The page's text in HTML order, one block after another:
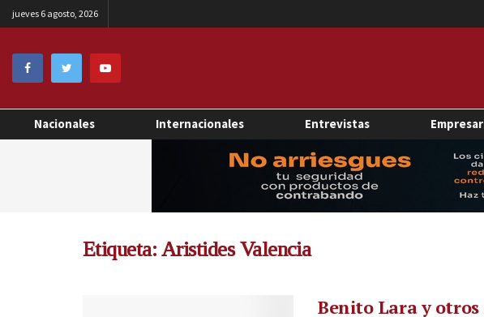
jueves 6 agosto, 2026
Nacionales Internacionales Entrevistas
Etiqueta: Aristides Valencia
Benito Lara y